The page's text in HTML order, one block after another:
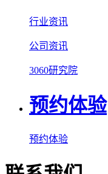
行业资讯
公司资讯
3060研究院
预约体验
预约体验